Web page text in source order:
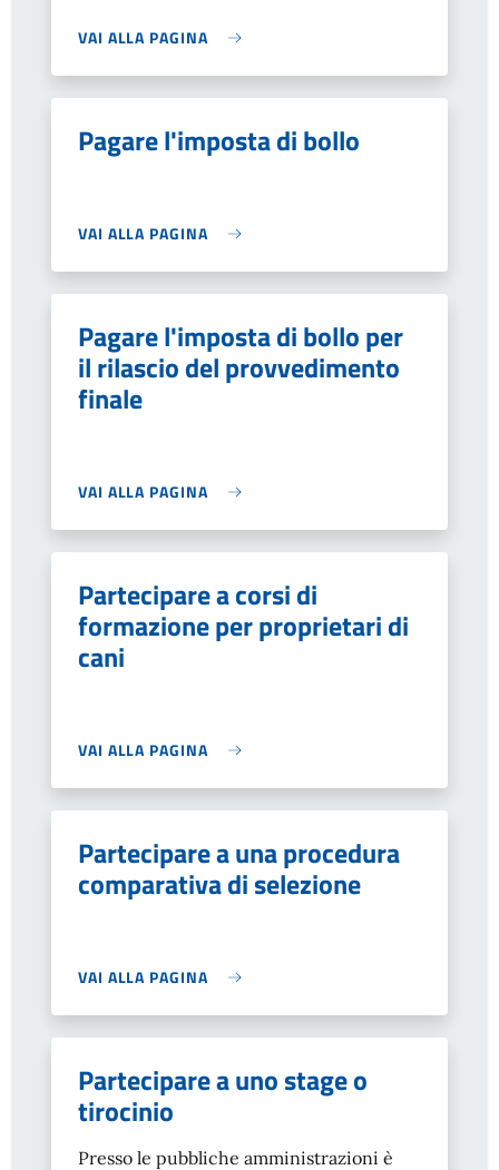
VAI ALLA PAGINA
Pagare l'imposta di bollo
VAI ALLA PAGINA
Pagare l'imposta di bollo per
il rilascio del provvedimento
finale
VAI ALLA PAGINA
Partecipare a corsi di
formazione per proprietari di
cani
VAI ALLA PAGINA
Partecipare a una procedura
comparativa di selezione
VAI ALLA PAGINA
Partecipare a uno stage o
tirocinio
Presso le pubbliche amministrazioni è